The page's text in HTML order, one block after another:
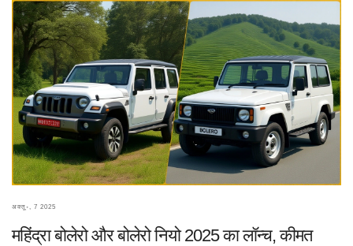
अक्तू॰, 7 2025
महिंद्रा बोलेरो और बोलेरो नियो 2025 का लॉन्च, कीमत